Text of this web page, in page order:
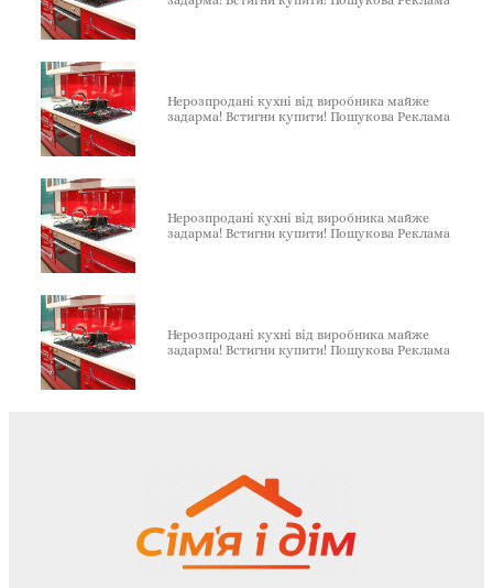
Нерозпродані кухні від виробника майже
задарма! Встигни купити! Пошукова Реклама
Нерозпродані кухні від виробника майже
задарма! Встигни купити! Пошукова Реклама
Нерозпродані кухні від виробника майже
задарма! Встигни купити! Пошукова Реклама